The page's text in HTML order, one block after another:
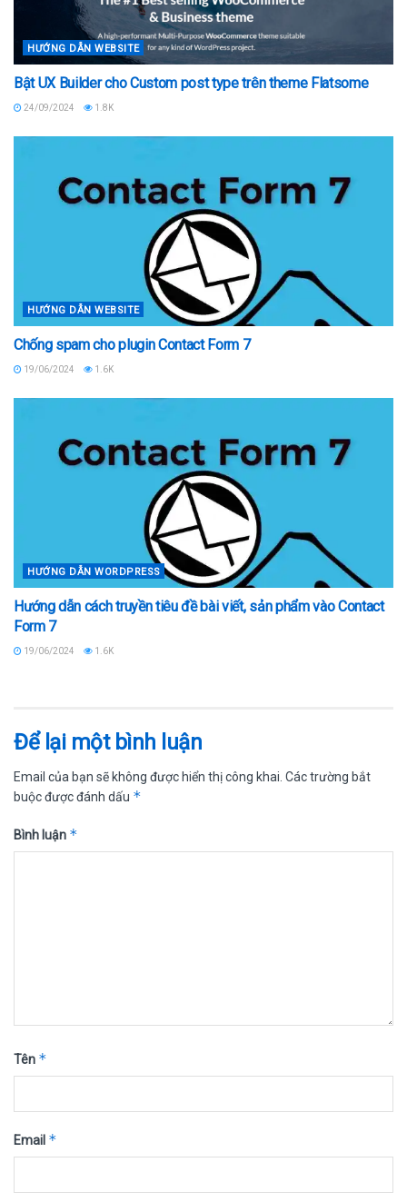
HƯỚNG DẪN WEBSITE
Bật UX Builder cho Custom post type trên theme Flatsome
24/09/2024 1.8K
HƯỚNG DẪN WEBSITE
Chống spam cho plugin Contact Form 7
19/06/2024 1.6K
HƯỚNG DẪN WORDPRESS
Hướng dẫn cách truyền tiêu đề bài viết, sản phẩm vào Contact
Form 7
19/06/2024 1.6K
Để lại một bình luận
Email của bạn sẽ không được hiển thị công khai. Các trường bắt
buộc được đánh dấu *
Bình luận *
Tên *
Email *